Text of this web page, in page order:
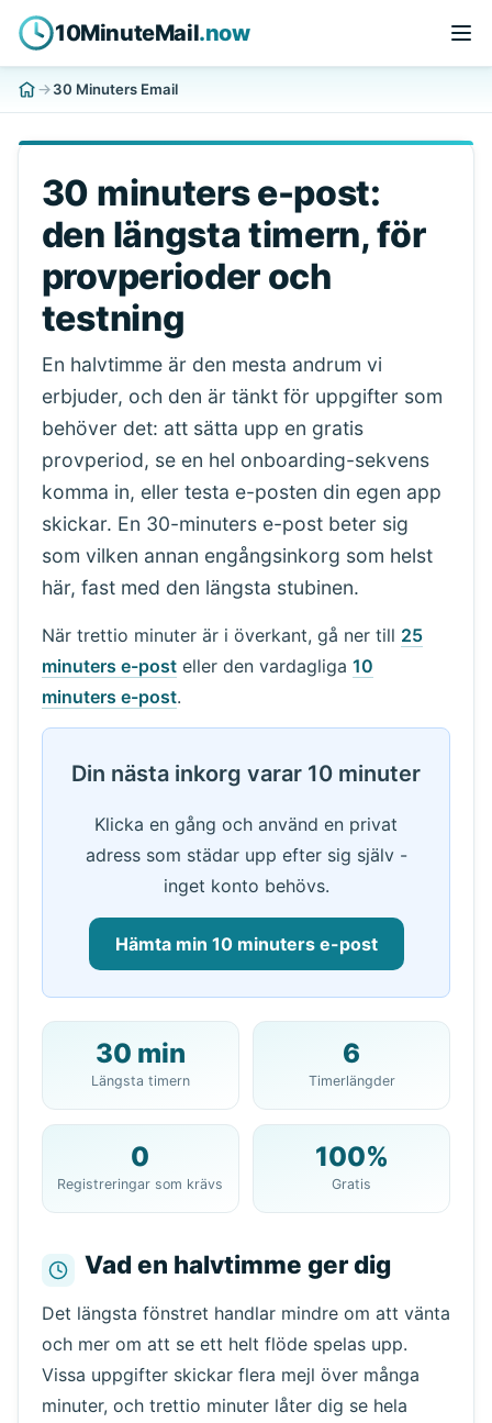
10MinuteMail.now
30 Minuters Email
30 minuters e-post:
den längsta timern, för
provperioder och
testning
En halvtimme är den mesta andrum vi
erbjuder, och den är tänkt för uppgifter som
behöver det: att sätta upp en gratis
provperiod, se en hel onboarding-sekvens
komma in, eller testa e-posten din egen app
skickar. En 30-minuters e-post beter sig
som vilken annan engångsinkorg som helst
här, fast med den längsta stubinen.
När trettio minuter är i överkant, gå ner till 25
minuters e-posteller den vardagliga 10
minuters e-post.
Din nästa inkorg varar 10 minuter
Klicka en gång och använd en privat
adress som städar upp efter sig själv -
inget konto behövs.
Hämta min 10 minuters e-post
Din 10-minuters e-
postadress:
Kopiera
Avsändare Ämne Åtgärd
30 min
Längsta timern
6
Timerlängder
0
Registreringar som krävs
100%
Gratis
Vad en halvtimme ger dig
Det längsta fönstret handlar mindre om att vänta
och mer om att se ett helt flöde spelas upp.
Vissa uppgifter skickar flera mejl över många
minuter, och trettio minuter låter dig se hela